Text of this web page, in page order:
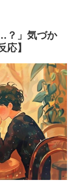
？」気づか
応】